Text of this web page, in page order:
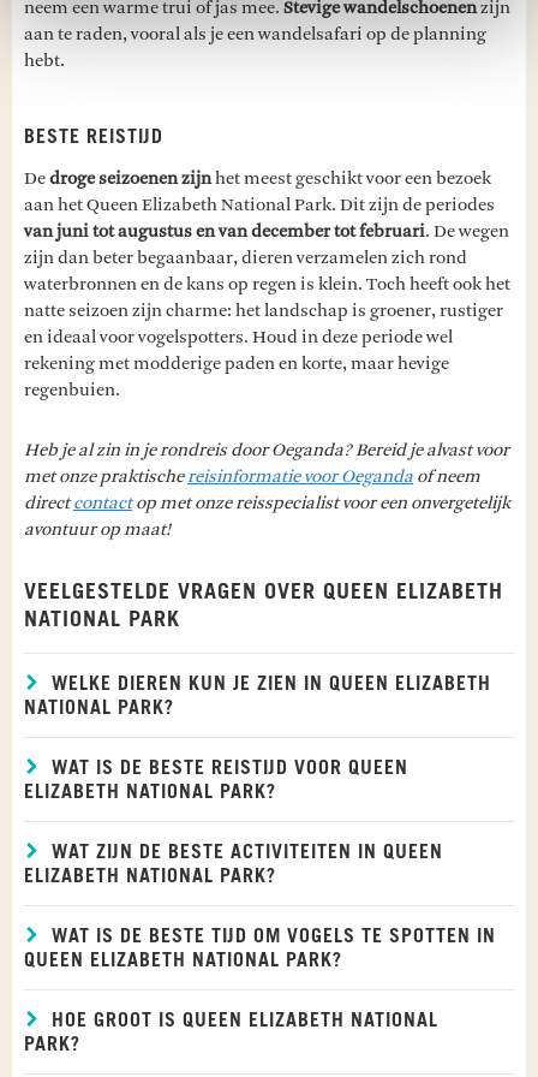
neem een warme trui of jas mee. Stevige wandelschoenenzijn
aan te raden, vooral als je een wandelsafari op de planning
hebt.
BESTE REISTIJD
Dedroge seizoenen zijnhet meest geschikt voor een bezoek
aan het Queen Elizabeth National Park. Dit zijn de periodes
van juni tot augustus en van december tot februari. De wegen
zijn dan beter begaanbaar, dieren verzamelen zich rond
waterbronnen en de kans op regen is klein. Toch heeft ook het
natte seizoen zijn charme: het landschap is groener, rustiger
en ideaal voor vogelspotters. Houd in deze periode wel
rekening met modderige paden en korte, maar hevige
regenbuien.
Heb je al zin in je rondreis door Oeganda? Bereid je alvast voor
met onze praktischereisinformatie voor Oeganda of neem
directcontactop met onze reisspecialist voor een onvergetelijk
avontuur op maat!
VEELGESTELDE VRAGEN OVER QUEEN ELIZABETH
NATIONAL PARK
WELKE DIEREN KUN JE ZIEN IN QUEEN ELIZABETH
NATIONAL PARK?
WAT IS DE BESTE REISTIJD VOOR QUEEN
ELIZABETH NATIONAL PARK?
WAT ZIJN DE BESTE ACTIVITEITEN IN QUEEN
ELIZABETH NATIONAL PARK?
WAT IS DE BESTE TIJD OM VOGELS TE SPOTTEN IN
QUEEN ELIZABETH NATIONAL PARK?
HOE GROOT IS QUEEN ELIZABETH NATIONAL
PARK?